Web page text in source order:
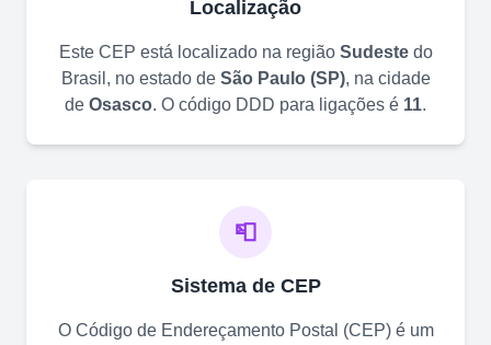
Localização
Este CEP está localizado na região Sudestedo
Brasil, no estado de São Paulo(SP), na cidade
de Osasco. O código DDD para ligações é 11.
📮
Sistema de CEP
O Código de Endereçamento Postal (CEP) é um